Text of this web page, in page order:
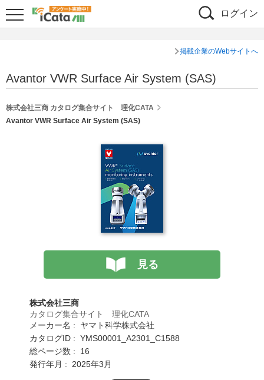
ログイン
掲載企業のWebサイトへ
Avantor VWR Surface Air System (SAS)
株式会社三商 カタログ集合サイト 理化CATA
Avantor VWR Surface Air System (SAS)
見る
株式会社三商
カタログ集合サイト 理化CATA
メーカー名 : ヤマト科学株式会社
カタログID : YMS00001_A2301_C1588
総ページ数 : 16
発行年月 : 2025年3月